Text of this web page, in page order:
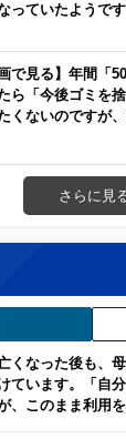
っていたようで
画で見る】年間「
ら「今後ゴミを
くないのですが
さらに見
くなった後も、
ています。「自
、このまま利用